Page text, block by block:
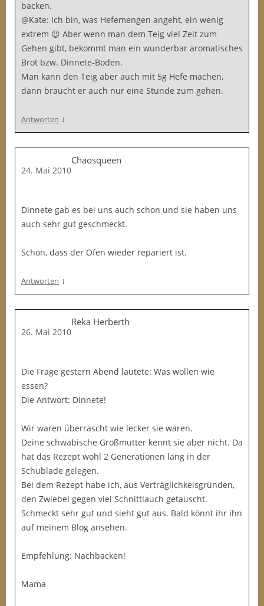
backen.
@Kate: Ich bin, was Hefemengen angeht, ein wenig
extrem 😉 Aber wenn man dem Teig viel Zeit zum
Gehen gibt, bekommt man ein wunderbar aromatisches
Brot bzw. Dinnete-Boden.
Man kann den Teig aber auch mit 5g Hefe machen,
dann braucht er auch nur eine Stunde zum gehen.
Antworten ↓
Chaosqueen
24. Mai 2010
Dinnete gab es bei uns auch schon und sie haben uns
auch sehr gut geschmeckt.
Schön, dass der Ofen wieder repariert ist.
Antworten ↓
Reka Herberth
26. Mai 2010
Die Frage gestern Abend lautete: Was wollen wie
essen?
Die Antwort: Dinnete!
Wir waren überrascht wie lecker sie waren.
Deine schwäbische Großmutter kennt sie aber nicht. Da
hat das Rezept wohl 2 Generationen lang in der
Schublade gelegen.
Bei dem Rezept habe ich, aus Verträglichkeisgründen,
den Zwiebel gegen viel Schnittlauch getauscht.
Schmeckt sehr gut und sieht gut aus. Bald könnt ihr ihn
auf meinem Blog ansehen.
Empfehlung: Nachbacken!
Mama